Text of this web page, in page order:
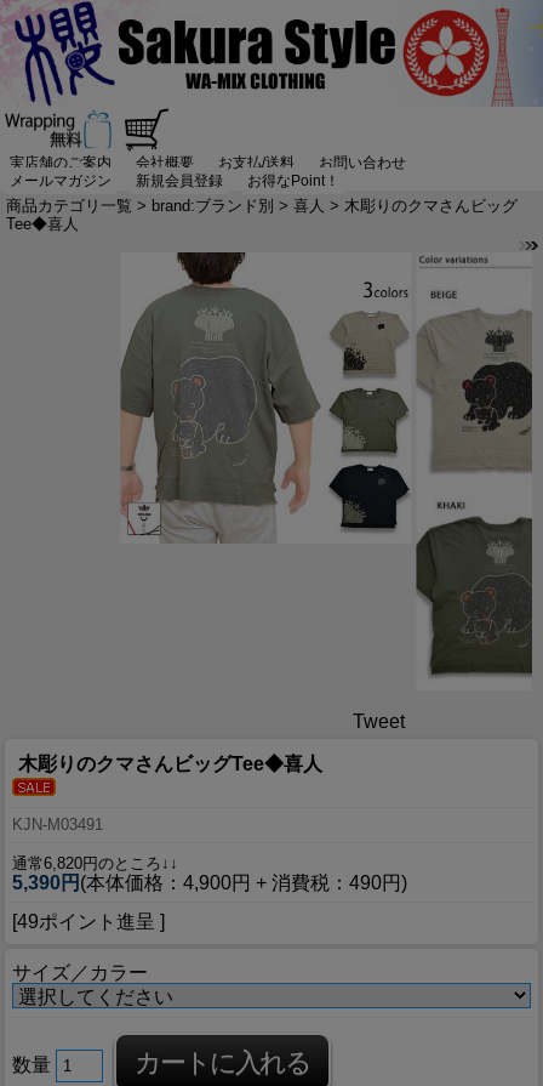
実店舗のご案内 会社概要 お支払/送料
お問い合わせ
メールマガジン
新規会員登録 お得なPoint！
商品カテゴリ一覧 > brand:ブランド別 > 喜人 > 木彫りのクマさんビッグ
Tee◆喜人
Tweet
木彫りのクマさんビッグTee◆喜人
KJN-M03491
通常6,820円のところ↓↓
5,390円 (本体価格：4,900円 + 消費税：490円)
[49ポイント進呈 ]
サイズ／カラー
数量